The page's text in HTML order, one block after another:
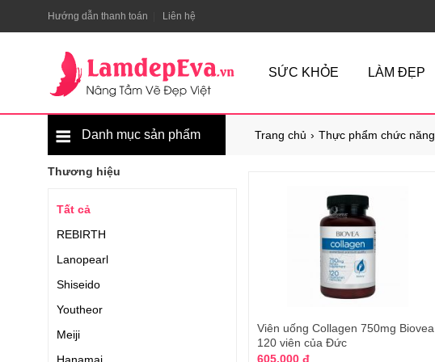
Hướng dẫn thanh toán Liên hệ
SỨC KHỎE LÀM ĐẸP
Trang chủ Thực phẩm chức năng
Danh mục sản phẩm
Thương hiệu
Tất cả
REBIRTH
Lanopearl
Shiseido
Youtheor
Meiji
Viên uống Collagen 750mg Biovea
120 viên của Đức
605.000 đ